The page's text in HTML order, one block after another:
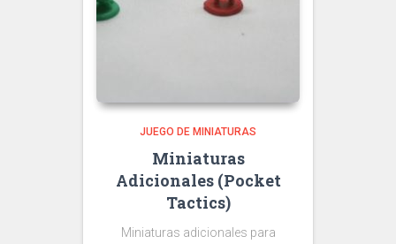
JUEGO DE MINIATURAS
Miniaturas
Adicionales (Pocket
Tactics)
Miniaturas adicionales para